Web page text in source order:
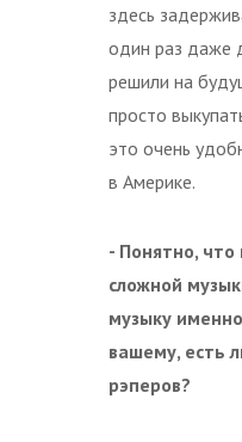
здесь
один раз даже
решили на
просто
это очень
в Америке.
- Понятно, что
сложной
музыку
вашему, есть
рэперов?